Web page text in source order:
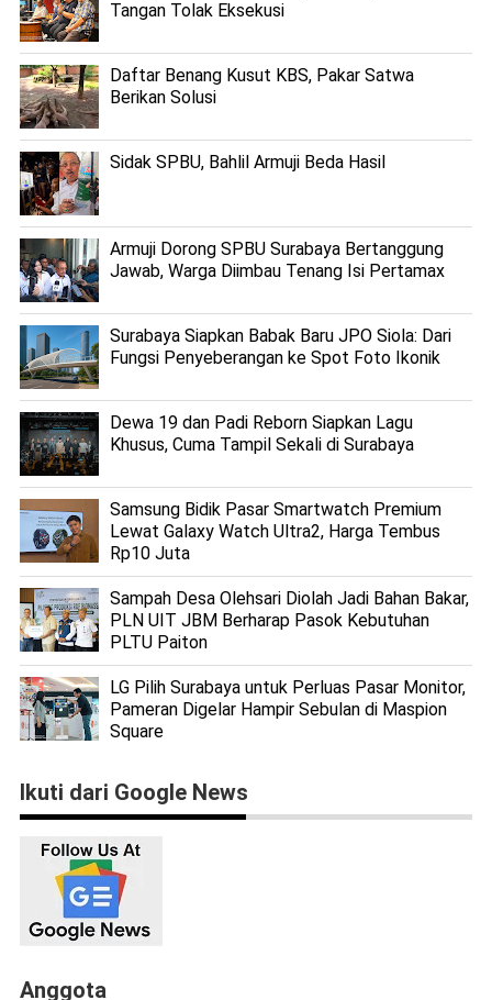
Tangan Tolak Eksekusi
Daftar Benang Kusut KBS, Pakar Satwa
Berikan Solusi
Sidak SPBU, Bahlil Armuji Beda Hasil
Armuji Dorong SPBU Surabaya Bertanggung
Jawab, Warga Diimbau Tenang Isi Pertamax
Surabaya Siapkan Babak Baru JPO Siola: Dari
Fungsi Penyeberangan ke Spot Foto Ikonik
Dewa 19 dan Padi Reborn Siapkan Lagu
Khusus, Cuma Tampil Sekali di Surabaya
Samsung Bidik Pasar Smartwatch Premium
Lewat Galaxy Watch Ultra2, Harga Tembus
Rp10 Juta
Sampah Desa Olehsari Diolah Jadi Bahan Bakar,
PLN UIT JBM Berharap Pasok Kebutuhan
PLTU Paiton
LG Pilih Surabaya untuk Perluas Pasar Monitor,
Pameran Digelar Hampir Sebulan di Maspion
Square
Ikuti dari Google News
Anggota